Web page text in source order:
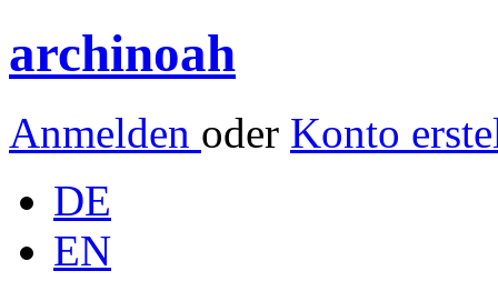
archinoah
Anmelden oder Konto
DE
EN